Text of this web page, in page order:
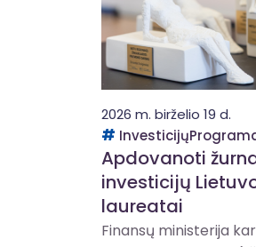
2026 m. birželio 19 d.
Apdovanoti
investicijų
laureatai
Finansų ministerija